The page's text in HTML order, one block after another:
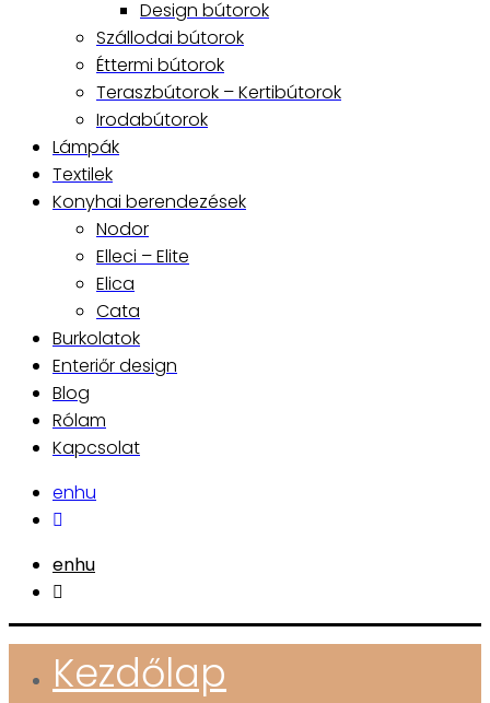
Design bútorok
Szállodai bútorok
Éttermi bútorok
Teraszbútorok – Kertibútorok
Irodabútorok
Lámpák
Textilek
Konyhai berendezések
Nodor
Elleci – Elite
Elica
Cata
Burkolatok
Enteriőr design
Blog
Rólam
Kapcsolat
enhu
enhu
Kezdőlap